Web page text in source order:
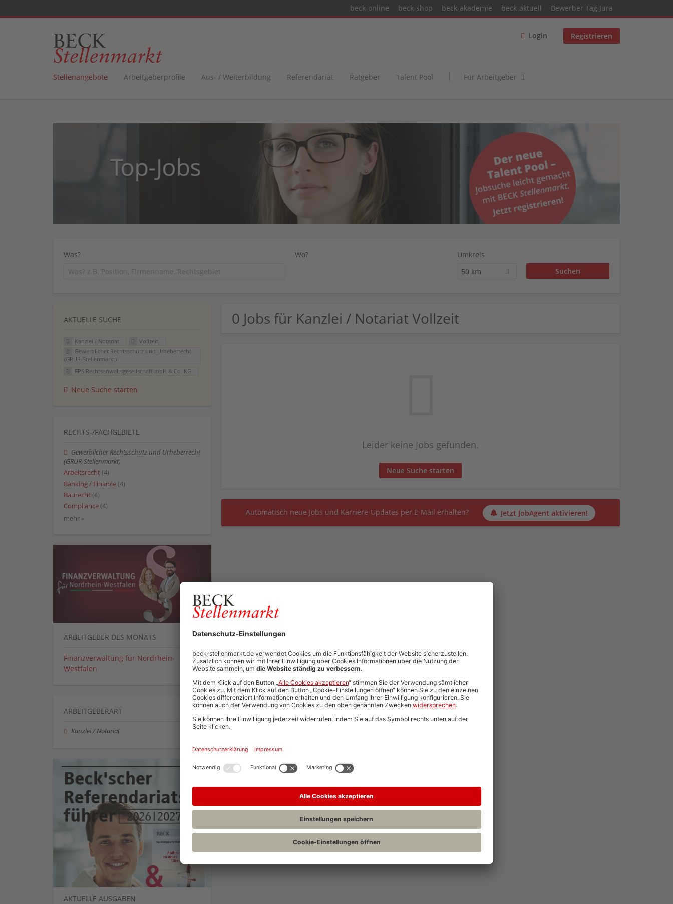
beck-online beck-shop beck-akademie beck-aktuell Bewerber Tag Jura
Login Registrieren
Stellenangebote Arbeitgeberprofile Aus- / Weiterbildung Referendariat Ratgeber Talent Pool Für Arbeitgeber
Was? Wo?
Umkreis
50 km
0 Jobs für Kanzlei / Notariat Vollzeit
Leider keine Jobs gefunden.
Neue Suche starten
Automatisch neue Jobs und Karriere-Updates per E-Mail erhalten? Jetzt JobAgent aktivieren!
AKTUELLE SUCHE
Kanzlei / Notariat
Vollzeit
Gewerblicher Rechtsschutz und Urheberrecht
(GRUR-Stellenmarkt)
FPS Rechtsanwaltsgesellschaft mbH & Co. KG
Neue Suche starten
RECHTS-/FACHGEBIETE
Gewerblicher Rechtsschutz und Urheberrecht
(GRUR-Stellenmarkt)
Arbeitsrecht (4)
Banking / Finance (4)
Baurecht (4)
Compliance (4)
mehr »
ARBEITGEBER DES MONATS
Finanzverwaltung für Nordrhein-
Westfalen
ARBEITGEBERART
Kanzlei / Notariat
AKTUELLE AUSGABEN